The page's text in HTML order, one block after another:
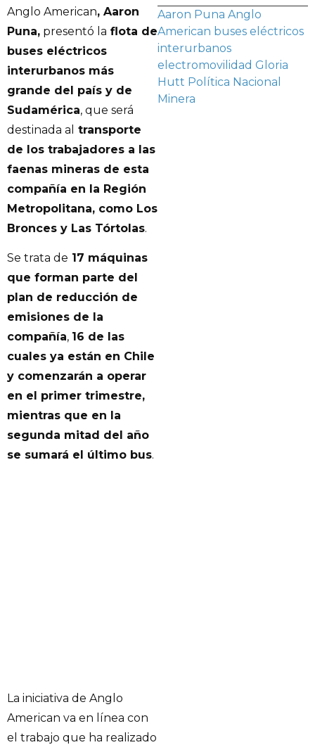
Anglo American, Aaron
Puna, presentó la flota de
buses eléctricos
interurbanos más
grande del país y de
Sudamérica, que será
destinada al transporte
de los trabajadores a las
faenas mineras de esta
compañía en la Región
Metropolitana, como Los
Bronces y Las Tórtolas.
Se trata de 17 máquinas
que forman parte del
plan de reducción de
emisiones de la
compañía, 16 de las
cuales ya están en Chile
y comenzarán a operar
en el primer trimestre,
mientras que en la
segunda mitad del año
se sumará el último bus.
La iniciativa de Anglo
American va en línea con
el trabajo que ha realizado
Aaron Puna Anglo
American buses eléctricos
interurbanos
electromovilidad Gloria
Hutt Política Nacional
Minera